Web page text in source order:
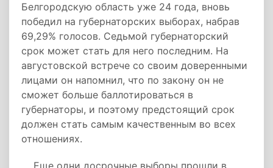
Белгородскую область уже 24 года, вновь
победил на губернаторских выборах, набрав
69,29% голосов. Седьмой губернаторский
срок может стать для него последним. На
августовской встрече со своим доверенными
лицами он напомнил, что по закону он не
сможет больше баллотироваться в
губернаторы, и поэтому предстоящий срок
должен стать самым качественным во всех
отношениях.
Еще одни досрочные выборы прошли в